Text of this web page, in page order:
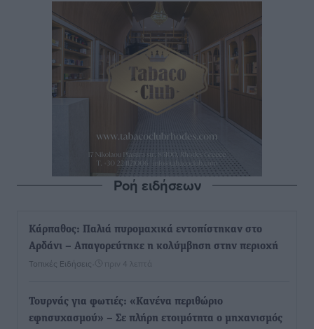
Ροή ειδήσεων
Κάρπαθος: Παλιά πυρομαχικά εντοπίστηκαν στο
Αρδάνι – Απαγορεύτηκε η κολύμβηση στην περιοχή
Τοπικές Ειδήσεις πριν 4 λεπτά
Τουρνάς για φωτιές: «Κανένα περιθώριο
εφησυχασμού» – Σε πλήρη ετοιμότητα ο μηχανισμός